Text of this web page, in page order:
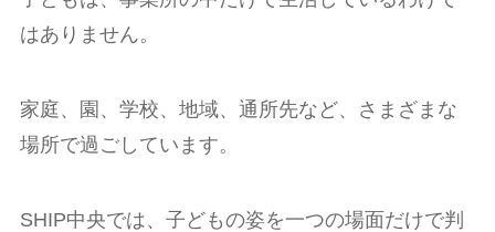
はありません。
家庭、園、学校、地域、通所先など、さまざまな
場所で過ごしています。
SHIP中央では、子どもの姿を一つの場面だけで判